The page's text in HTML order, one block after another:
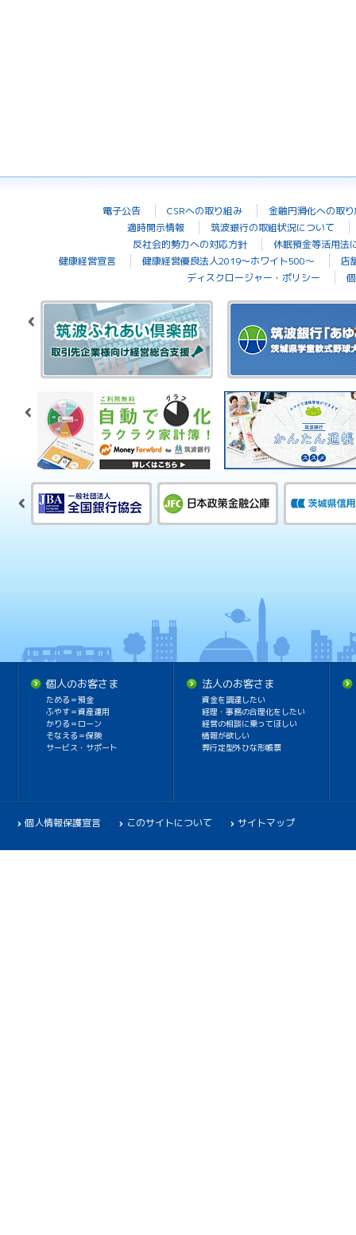
電子公告 CSRへの取り組み
金融円滑化への取
適時開示情報
筑波銀行の取組状況について
反社会的勢力への対応方針
休眠預金等活用法
健康経営宣言
健康経営優良法人2019～ホワイト500～
店
ディスクロージャー・ポリシー
個人のお客さま
ためる＝預金
ふやす＝資産運用
かりる＝ローン
そなえる＝保険
サービス・サポート
法人のお客さま
資金を調達したい
経理・事務の合理化をしたい
経営の相談に乗ってほしい
情報が欲しい
弊行定型外ひな形帳票
個人情報保護宣言 このサイトについて サイトマップ